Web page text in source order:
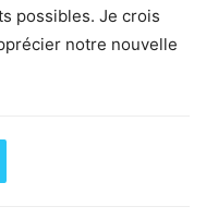
possibles. Je crois
notre nouvelle